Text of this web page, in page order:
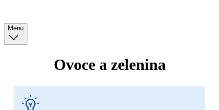
Menu
Ovoce a zelenina